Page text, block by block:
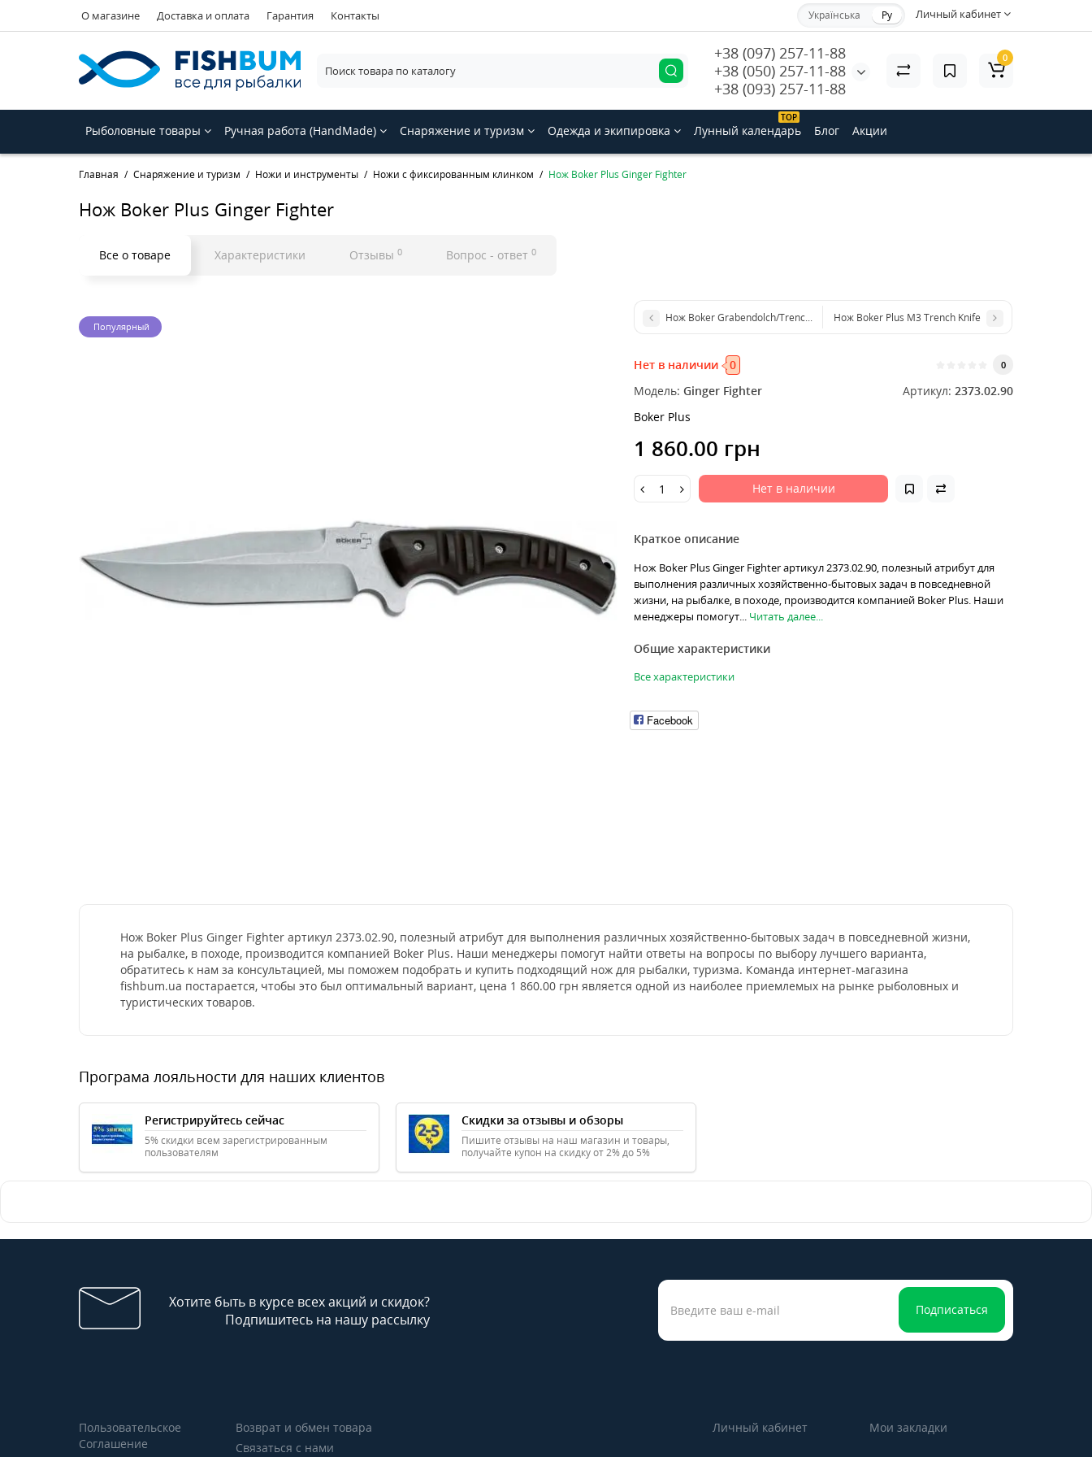
О магазине Доставка и оплата Гарантия Контакты Личный кабинет
Українська Ру
+38 (097) 257-11-88
+38 (050) 257-11-88
+38 (093) 257-11-88
0
Рыболовные товары Ручная работа (HandMade) Снаряжение и туризм Одежда и экипировка
ТОP
Лунный календарь Блог Акции
Главная Снаряжение и туризм Ножи и инструменты Ножи с фиксированным клинком Нож Boker Plus Ginger Fighter
Нож Boker Plus Ginger Fighter
Все о товаре Характеристики Отзывы 0 Вопрос - ответ 0
Популярный
Нож Boker Grabendolch/Trench KnifeНож Boker Plus M3 Trench Knife
Нет в наличии 0 0
Модель: Ginger Fighter Артикул: 2373.02.90
Boker Plus
1 860.00 грн
Нет в наличии
Краткое описание
Нож Boker Plus Ginger Fighter артикул 2373.02.90, полезный атрибут для
выполнения различных хозяйственно-бытовых задач в повседневной
жизни, на рыбалке, в походе, производится компанией Boker Plus. Наши
менеджеры помогут... Читать далее...
Общие характеристики
Все характеристики
Facebook
Нож Boker Plus Ginger Fighter артикул 2373.02.90, полезный атрибут для выполнения различных хозяйственно-бытовых задач в повседневной жизни,
на рыбалке, в походе, производится компанией Boker Plus. Наши менеджеры помогут найти ответы на вопросы по выбору лучшего варианта,
обратитесь к нам за консультацией, мы поможем подобрать и купить подходящий нож для рыбалки, туризма. Команда интернет-магазина
fishbum.ua постарается, чтобы это был оптимальный вариант, цена 1 860.00 грн является одной из наиболее приемлемых на рынке рыболовных и
туристических товаров.
Програма лояльности для наших клиентов
Регистрируйтесь сейчас
5% скидки всем зарегистрированным
пользователям
Скидки за отзывы и обзоры
Пишите отзывы на наш магазин и товары,
получайте купон на скидку от 2% до 5%
Хотите быть в курсе всех акций и скидок?
Подпишитесь на нашу рассылку
Подписаться
Пользовательское
Соглашение
Возврат и обмен товара
Связаться с нами
Личный кабинет Мои закладки